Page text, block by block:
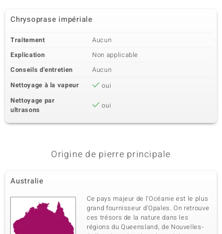
Chrysoprase impériale
Traitement
Aucun
Explication
Non applicable
Conseils d'entretien
Aucun
Nettoyage à la vapeur
oui
Nettoyage par
ultrasons
oui
Origine de pierre principale
Australie
Ce pays majeur de l'Océanie est le plus
grand fournisseur d'Opales. On retrouve
ces trésors de la nature dans les
régions du Queensland, de Nouvelles-